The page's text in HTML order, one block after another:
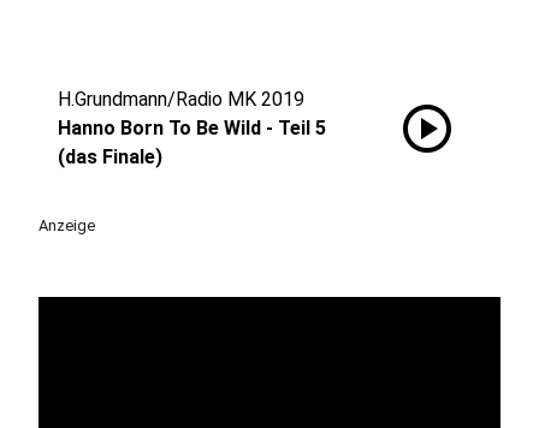
H.Grundmann/Radio MK 2019
Hanno Born To Be Wild - Teil 5
(das Finale)
play_circle
Anzeige